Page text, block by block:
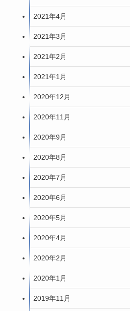
2021年4月
2021年3月
2021年2月
2021年1月
2020年12月
2020年11月
2020年9月
2020年8月
2020年7月
2020年6月
2020年5月
2020年4月
2020年2月
2020年1月
2019年11月